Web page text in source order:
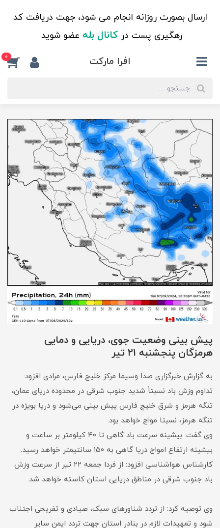
ارسال بصورت روزانه انجام می شود، جهت دریافت کد
رهگیری پست درکانال بله عضو شوید
افرا مارکت 0
پیش بینی وضعیت جوی، دریایی و دمایی
هرمزگان پنجشنبه ۲۱ تیر
به گزارش خبرگزاری صدا وسیما مرکز خلیج فارس، مرادی افزود:
تداوم وزش باد نسبتاً شدید جنوب شرقی در محدوده دریای عمان،
تنگه هرمز و شرق خلیج فارس پیش بینی می‌شود و دریا بویژه در
تنگه هرمز، نسبتا مواج خواهد بود.
وی گفت: بیشینه سرعت باد گاهی تا ۴۰ کیلومتر بر ساعت و
بیشینه ارتفاع امواج دریا گاهی به ۱۵۰ سانتیمتر خواهد رسید.
کارشناس هواشناسی افزود: از فردا جمعه ۲۲ تیر از سرعت وزش
باد جنوب شرقی در مناطق دریایی استان کاسته خواهد شد.
وی توصیه کرد: از تردد شناور‌های سبک، صیادی و تفریحی اجتناب
شود و تمهیدات لازم در بنادر استان جهت تردد ایمن سایر